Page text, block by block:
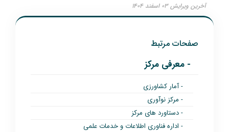
آخرین ویرایش ۰۳ اسفند ۱۴۰۴
صفحات مرتبط
- معرفی مرکز
- آمار کشاورزی
- مرکز نوآوری
- دستاورد های مرکز
- اداره فناوری اطلاعات و خدمات علمی